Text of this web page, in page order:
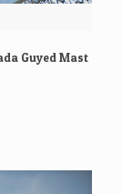
Guyed Mast